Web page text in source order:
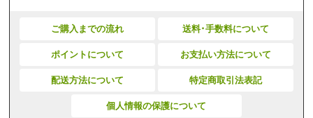
ご購入までの流れ 送料･手数料について
ポイントについて お支払い方法について
配送方法について 特定商取引法表記
個人情報の保護について